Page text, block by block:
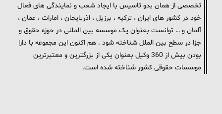
تخصصی از همان بدو تاسیس با ایجاد شعب و نمایندگی های فعال
خود در کشور های ایران ، ترکیه ، برزیل ، اذربایجان ، امارات ، عمان ،
آلمان و … توانست بعنوان یک موسسه بین المللی در حوزه حقوق و
جزا در سطح بین الملل شناخته شود . هم اکنون این مجموعه با دارا
بودن بیش از 360 وکیل بعنوان یکی از بزرگترین و معتبرترین
موسسات حقوقی کشور شناخته شده است.